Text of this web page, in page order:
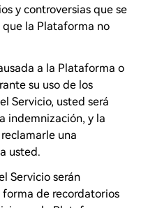
y controversias que se
que la Plataforma no
a la Plataforma o
su uso de los
Servicio, usted será
indemnización, y la
una
usted.
Servicio serán
de recordatorios